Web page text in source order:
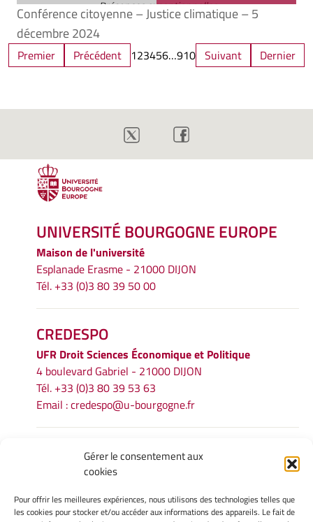
Gérer le consentement aux
cookies
Pour offrir les meilleures expériences, nous utilisons des technologies telles que
les cookies pour stocker et/ou accéder aux informations des appareils. Le fait de
Conférence citoyenne – Justice climatique – 5
décembre 2024
Premier Précédent 123456…910 Suivant Dernier
UNIVERSITÉ BOURGOGNE EUROPE
Maison de l'université
Esplanade Erasme - 21000 DIJON
Tél. +33 (0)3 80 39 50 00
CREDESPO
UFR Droit Sciences Économique et Politique
4 boulevard Gabriel - 21000 DIJON
Tél. +33 (0)3 80 39 53 63
Email :credespo@u-bourgogne.fr
INFORMATIONS LÉGALES
Mentions légales
Politique de cookies